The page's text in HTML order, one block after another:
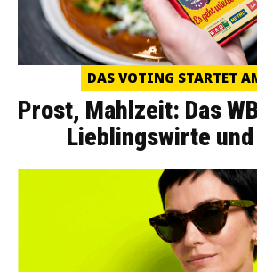
DAS VOTING STARTET
Prost, Mahlzeit: Das
Lieblingswirte